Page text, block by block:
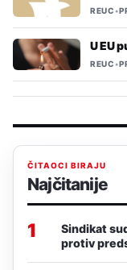
REUC•
U EU
REUC•
ČITAOCI BIRAJU
Najčitanije
1
Sindikat
protiv